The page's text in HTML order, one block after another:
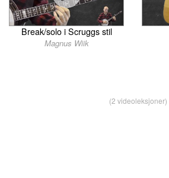
Break/solo i Scruggs stil
Magnus Wiik
(2 videoleksjoner)